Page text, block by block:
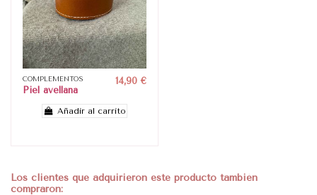
COMPLEMENTOS
Piel avellana
14,90 €
Añadir al carrito
Los clientes que adquirieron este producto también
compraron: